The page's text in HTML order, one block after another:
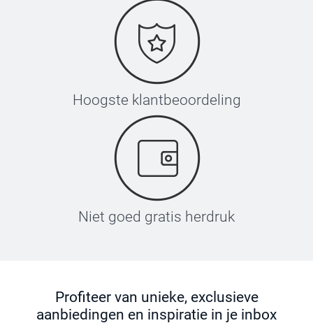
Hoogste klantbeoordeling
Niet goed gratis herdruk
Profiteer van unieke, exclusieve
aanbiedingen en inspiratie in je inbox